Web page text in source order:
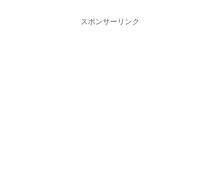
スポンサーリンク